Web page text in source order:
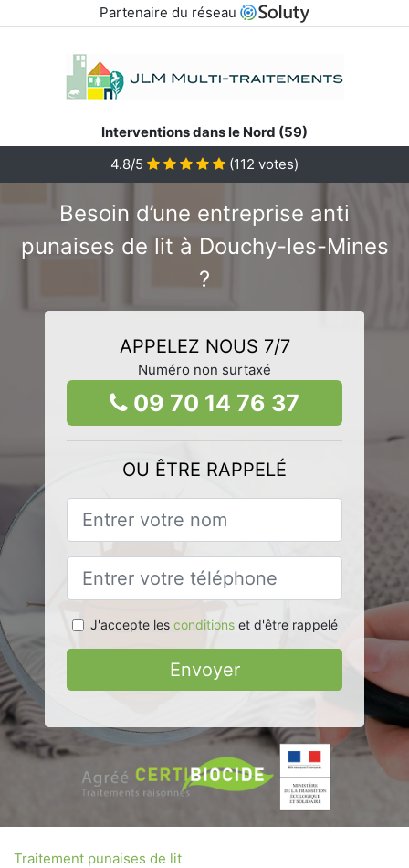
Partenaire du réseau
Interventions dans le Nord (59)
4.8/5
(112 votes)
Besoin d’une entreprise anti
punaises de lit à Douchy-les-Mines
?
APPELEZ NOUS 7/7
Numéro non surtaxé
09 70 14 76 37
OU ÊTRE RAPPELÉ
J'accepte les conditionset d'être rappelé
Envoyer
Traitement punaises de lit